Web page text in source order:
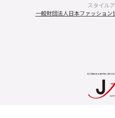
スタイル
一般財団法人日本ファッション